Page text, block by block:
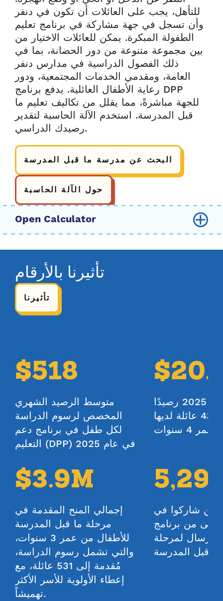
للتأهل، يجب على العائلات أن تكون في دنفر
وأن تسجل في جهة مشاركة في برنامج تعليم
الطفولة المبكرة. يمكن للعائلات الاختيار من
بين مجموعة متنوعة من دور الحضانة، بما في
ذلك الفصول الدراسية في مدارس دنفر
العامة، ومقدمي الخدمات المجتمعية، ودور
رعاية الأطفال العائلية. يدفع برنامج DPP
للجهة مباشرةً، مما يقلل من تكاليف تعليم ما
قبل المدرسة. استخدم الآلة الحاسبة لتقدير
رصيدك الدراسي.
البحث عن مدرسة ما قبل المدرسة
حول الآلة الحاسبة
حجم العائلة
2 3 4 5 6
الدخل السنوي الإجمالي
نوع المشاركة
نصف يوم
يوم ممتد
الخاصة بك
$820 - $1227
تقدم حاسبة الرسوم الدراسية التابعة لـ DPP تقديرات لأغراض
التخطيط فقط. لا تضمن الحاسبة مبالغ تمويل محددة أو الأهلية.
تأثيرنا بالأرقام
تأثيرنا
$518
متوسط الرصيد الشهري
المخصص لرسوم الدراسة
لكل طفل في برنامج دعم
التعليم (DPP) في عام 2025
تم توزيع إجمالي 2025 رصيدًا
دراسيًا على 4333 عائلة لديها
4 سنوات
$3.9M
إجمالي المنح المقدمة في
مرحلة ما قبل المدرسة
للأطفال من عمر 3 سنوات،
والتي تشمل رسوم الدراسة،
مُقدمة إلى 531 عائلة، مع
إعطاء الأولوية للأسر الأكثر
تهميشاً.
شاركوا في
من برنامج
لمرحلة
ما قبل المدرسة